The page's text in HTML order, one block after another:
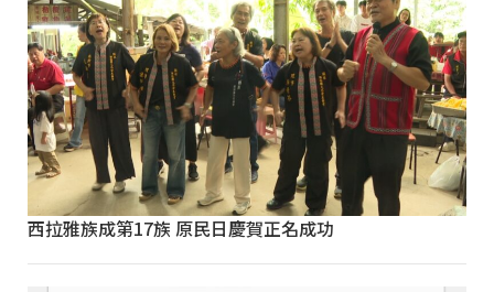
西拉雅族成第17族 原民日慶賀正名成功